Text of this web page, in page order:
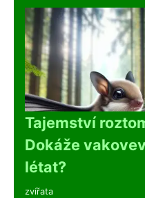
Tajemství
Dokáže
létat?
zvířata